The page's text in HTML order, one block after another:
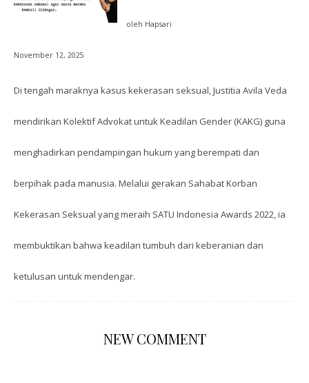
oleh Hapsari
November 12, 2025
Di tengah maraknya kasus kekerasan seksual, Justitia Avila Veda
mendirikan Kolektif Advokat untuk Keadilan Gender (KAKG) guna
menghadirkan pendampingan hukum yang berempati dan
berpihak pada manusia. Melalui gerakan Sahabat Korban
Kekerasan Seksual yang meraih SATU Indonesia Awards 2022, ia
membuktikan bahwa keadilan tumbuh dari keberanian dan
ketulusan untuk mendengar.
NEW COMMENT